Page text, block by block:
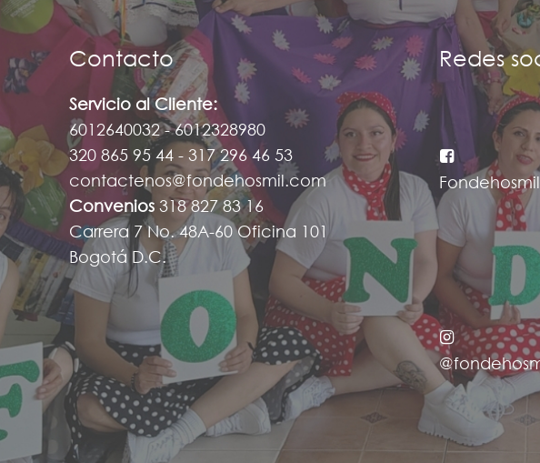
Contacto
Servicio al Cliente:
6012640032 - 6012328980
320 865 95 44 - 317 296 46 53
contactenos@fondehosmil.com
Convenios 318 827 83 16
Carrera 7 No. 48A-60 Oficina 101
Bogotá D.C.
Redes
Fondehosmil